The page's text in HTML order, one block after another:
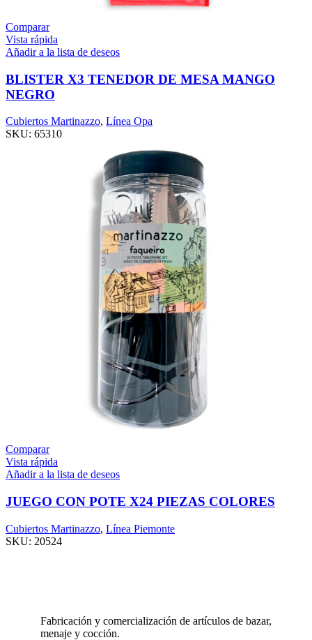
Comparar
Vista rápida
Añadir a la lista de deseos
BLISTER X3 TENEDOR DE MESA MANGO
NEGRO
Cubiertos Martinazzo, Línea Opa
SKU: 65310
Comparar
Vista rápida
Añadir a la lista de deseos
JUEGO CON POTE X24 PIEZAS COLORES
Cubiertos Martinazzo, Línea Piemonte
SKU: 20524
Fabricación y comercialización de artículos de bazar,
menaje y cocción.